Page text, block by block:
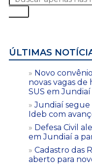
ÚLTIMAS
Novo
novas vagas de
SUS em Jundiaí
Jundiaí segue
Ideb com
Defesa Civil
em Jundiaí a
Cadastro das
aberto para